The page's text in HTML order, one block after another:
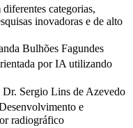
categorias,
inovadoras e de alto
Bulhões Fagundes
por IA utilizando
Sergio Lins de Azevedo
e
radiográfico